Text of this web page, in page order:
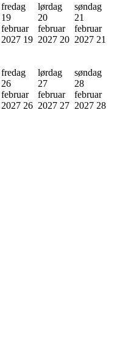
fredag
19
februar
2027 19
lørdag
20
februar
2027 20
søndag
21
februar
2027 21
fredag
26
februar
2027 26
lørdag
27
februar
2027 27
søndag
28
februar
2027 28